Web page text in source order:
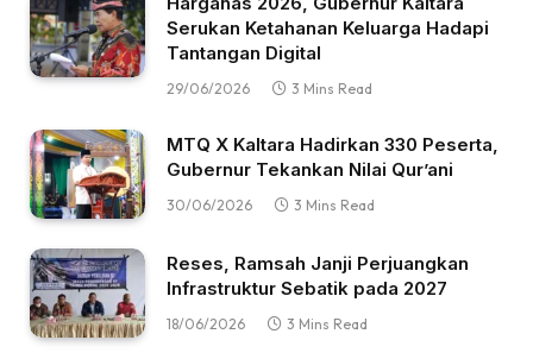
Serukan Ketahanan Keluarga Hadapi
Tantangan Digital
29/06/2026 3 Mins Read
MTQ X Kaltara Hadirkan 330 Peserta,
Gubernur Tekankan Nilai Qur’ani
30/06/2026 3 Mins Read
Reses, Ramsah Janji Perjuangkan
Infrastruktur Sebatik pada 2027
18/06/2026 3 Mins Read